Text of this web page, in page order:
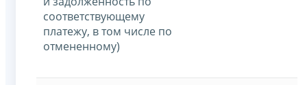
соответствующему
платежу, в том числе по
отмененному)